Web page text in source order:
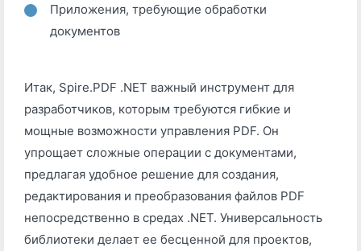
Приложения, требующие обработки
документов
Итак, Spire.PDF .NET важный инструмент для
разработчиков, которым требуются гибкие и
мощные возможности управления PDF. Он
упрощает сложные операции с документами,
предлагая удобное решение для создания,
редактирования и преобразования файлов PDF
непосредственно в средах .NET. Универсальность
библиотеки делает ее бесценной для проектов,